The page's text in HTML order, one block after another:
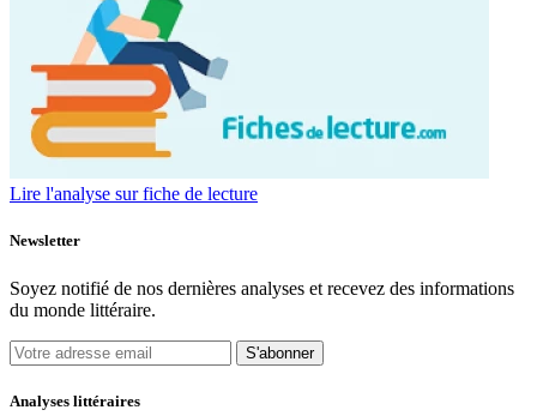
Lire l'analyse sur fiche de lecture
Newsletter
Soyez notifié de nos dernières analyses et recevez des informations
du monde littéraire.
S'abonner
Analyses littéraires